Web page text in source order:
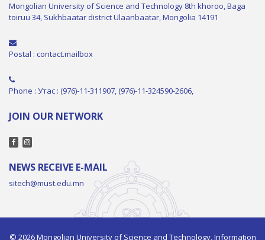
Mongolian University of Science and Technology 8th khoroo, Baga
toiruu 34, Sukhbaatar district Ulaanbaatar, Mongolia 14191
Postal : contact.mailbox
Phone : Утас : (976)-11-311907, (976)-11-324590-2606,
JOIN OUR NETWORK
NEWS RECEIVE E-MAIL
sitech@must.edu.mn
© 2026 Mongolian University of Science and Technology, Information